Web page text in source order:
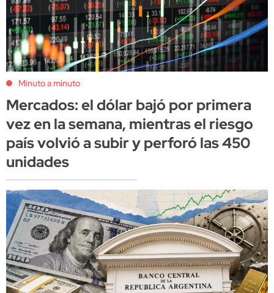
Minuto a minuto
Mercados: el dólar bajó por primera
vez en la semana, mientras el riesgo
país volvió a subir y perforó las 450
unidades